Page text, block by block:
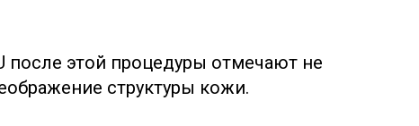
после этой процедуры отмечают не
структуры кожи.